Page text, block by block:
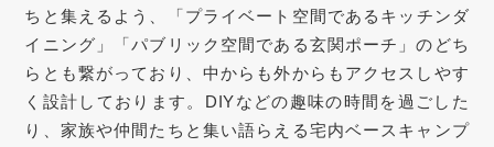
ちと集えるよう、「プライベート空間であるキッチンダ
イニング」「パブリック空間である玄関ポーチ」のどち
らとも繋がっており、中からも外からもアクセスしやす
く設計しております。DIYなどの趣味の時間を過ごした
り、家族や仲間たちと集い語らえる宅内ベースキャンプ